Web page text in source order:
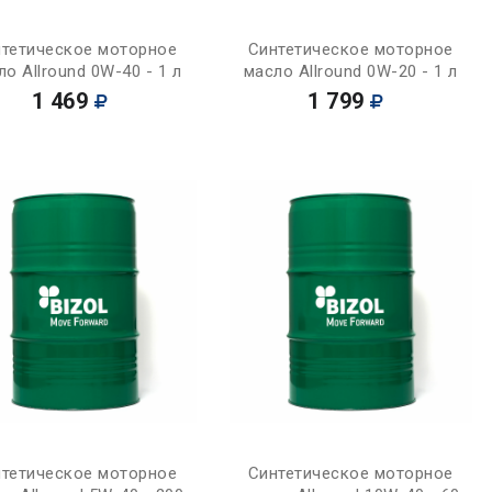
Купитьмоторное
Allround 0W-40 - 1 л
1 469
Купить
Синтетическое моторное
масло Allround 0W-20 - 1 л
1 799
Купитьмоторное
Купить
Синтетическое моторное